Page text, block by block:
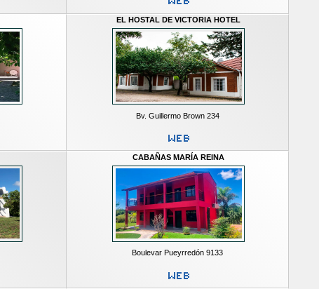
EL HOSTAL DE VICTORIA HOTEL
Bv. Guillermo Brown 234
CABAÑAS MARÍA REINA
Boulevar Pueyrredón 9133